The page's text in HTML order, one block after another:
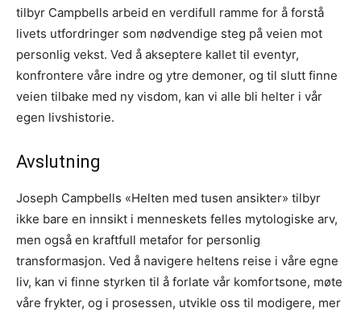
tilbyr Campbells arbeid en verdifull ramme for å forstå
livets utfordringer som nødvendige steg på veien mot
personlig vekst. Ved å akseptere kallet til eventyr,
konfrontere våre indre og ytre demoner, og til slutt finne
veien tilbake med ny visdom, kan vi alle bli helter i vår
egen livshistorie.
Avslutning
Joseph Campbells «Helten med tusen ansikter» tilbyr
ikke bare en innsikt i menneskets felles mytologiske arv,
men også en kraftfull metafor for personlig
transformasjon. Ved å navigere heltens reise i våre egne
liv, kan vi finne styrken til å forlate vår komfortsone, møte
våre frykter, og i prosessen, utvikle oss til modigere, mer